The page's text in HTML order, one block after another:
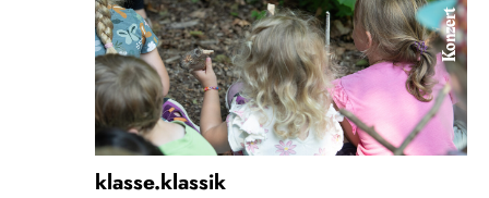
Konzert
klasse.klassik